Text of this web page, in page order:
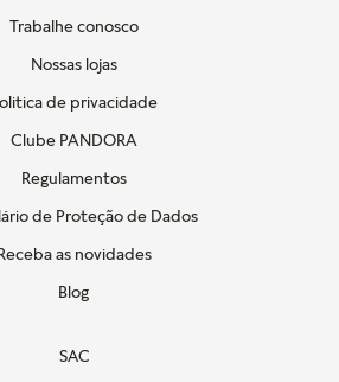
Trabalhe conosco
Nossas lojas
de privacidade
Clube PANDORA
Regulamentos
de Proteção de Dados
as novidades
Blog
SAC